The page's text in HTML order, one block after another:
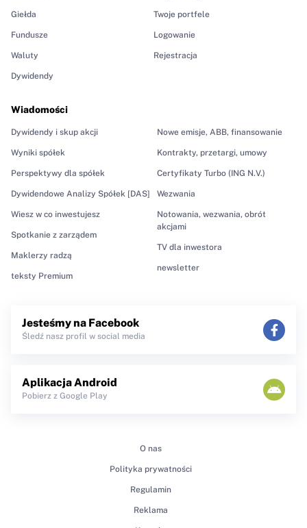
Giełda
Fundusze
Waluty
Dywidendy
Wiadomości
Dywidendy i skup akcji
Wyniki spółek
Perspektywy dla spółek
Dywidendowe Analizy Spółek [DAS]
Wiesz w co inwestujesz
Spotkanie z zarządem
Maklerzy radzą
teksty Premium
Nowe emisje, ABB, finansowanie
Kontrakty, przetargi, umowy
Certyfikaty Turbo (ING N.V.)
Wezwania
Notowania, wezwania, obrót
akcjami
TV dla inwestora
newsletter
Twoje portfele
Logowanie
Rejestracja
Jesteśmy na Facebook
Śledź nasz profil w social media
Aplikacja Android
Pobierz z Google Play
O nas
Polityka prywatności
Regulamin
Reklama